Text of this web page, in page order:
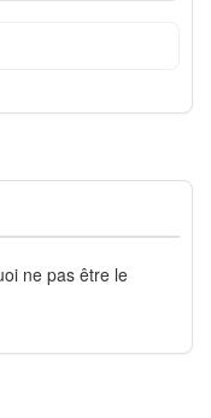
ne pas être le